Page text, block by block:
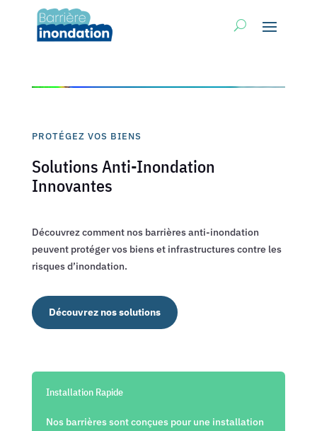
PROTÉGEZ VOS BIENS
Solutions Anti-Inondation
Innovantes
Découvrez comment nos barrières anti-inondation
peuvent protéger vos biens et infrastructures contre les
risques d’inondation.
Découvrez nos solutions
Installation Rapide
Nos barrières sont conçues pour une installation